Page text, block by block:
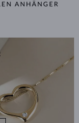
ANHÄNGER